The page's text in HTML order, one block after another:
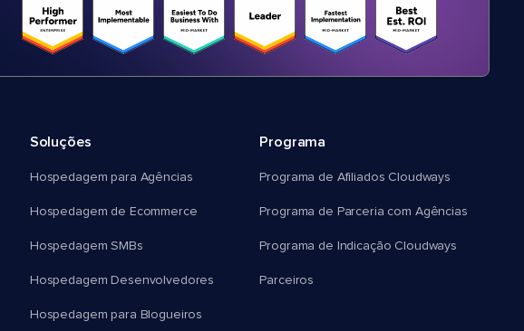
Soluções
Hospedagem para Agências
Hospedagem de Ecommerce
Hospedagem SMBs
Hospedagem Desenvolvedores
Hospedagem para Blogueiros
Programa
Programa de Afiliados Cloudways
Programa de Parceria com Agências
Programa de Indicação Cloudways
Parceiros